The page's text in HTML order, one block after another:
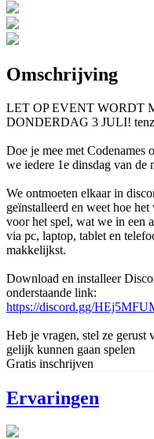
Omschrijving
LET OP EVENT WORDT
DONDERDAG 3 JULI!
Doe je mee met Codenames
we iedere 1e dinsdag van de
We ontmoeten elkaar in
geïnstalleerd en weet hoe
voor het spel, wat we in een
via pc, laptop, tablet en
makkelijkst.
Download en installeer
onderstaande link:
https://discord.gg/
Heb je vragen, stel ze
gelijk kunnen gaan spelen
Gratis inschrijven
Ervaringen